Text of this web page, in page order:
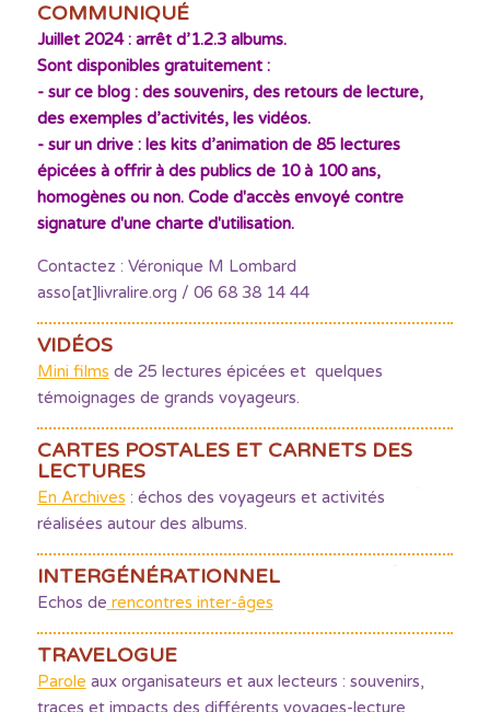
COMMUNIQUÉ
Juillet 2024 : arrêt d’1.2.3 albums.
Sont disponibles gratuitement :
- sur ce blog : des souvenirs, des retours de lecture,
des exemples d’activités, les vidéos.
- sur un drive : les kits d’animation de 85 lectures
épicées à offrir à des publics de 10 à 100 ans,
homogènes ou non. Code d'accès envoyé contre
signature d'une charte d'utilisation.
Contactez : Véronique M Lombard
asso[at]livralire.org / 06 68 38 14 44
VIDÉOS
Mini films de 25 lectures épicées et quelques
témoignages de grands voyageurs.
CARTES POSTALES ET CARNETS DES
LECTURES
En Archives : échos des voyageurs et activités
réalisées autour des albums.
INTERGÉNÉRATIONNEL
Echos de rencontres inter-âges
TRAVELOGUE
Parole aux organisateurs et aux lecteurs : souvenirs,
traces et impacts des différents voyages-lecture